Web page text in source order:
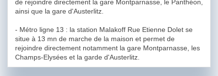
de rejoindre directement la gare Montparnasse, le Panthéon,
ainsi que la gare d'Austerlitz.
- Métro ligne 13 : la station Malakoff Rue Etienne Dolet se
situe à 13 mn de marche de la maison et permet de
rejoindre directement notamment la gare Montparnasse, les
Champs-Elysées et la garde d'Austerlitz.